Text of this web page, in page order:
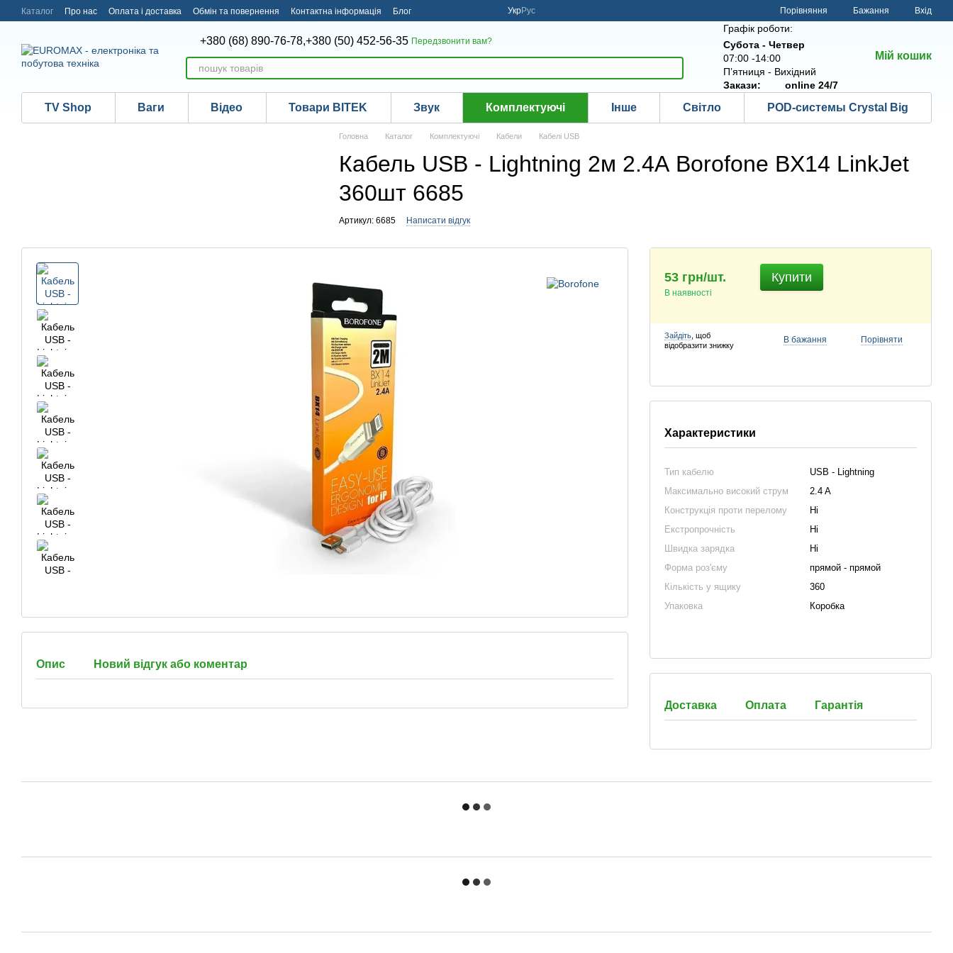
Перейти до основного контенту
Каталог Про нас Оплата і доставка Обмін та повернення Контактна інформація Блог УкрРус Порівняння Бажання Вхід
+380 (68) 890-76-78,+380 (50) 452-56-35 Передзвонити вам?
Графік роботи:
Субота - Четвер
07:00 -14:00
Пʼятниця - Вихідний
Закази:
online 24/7
Мій кошик
TV Shop Ваги Відео Товари BITEK Звук Комплектуючі Інше Світло POD-системы Crystal Big
Головна Каталог Комплектуючі Кабели Кабелі USB
Кабель USB - Lightning 2м 2.4А Borofone BX14 LinkJet
360шт 6685
Артикул: 6685 Написати відгук
53 грн/шт.
В наявності
Купити
Зайдіть , щоб
відобразити знижку
В бажання Порівняти
Характеристики
Тип кабелю
USB - Lightning
Максимально високий струм
2.4 A
Конструкція проти перелому
Ні
Екстропрочність
Ні
Швидка зарядка
Ні
Форма роз'єму
прямой - прямой
Кількість у ящику
360
Упаковка
Коробка
Доставка Оплата Гарантія
Опис Новий відгук або коментар